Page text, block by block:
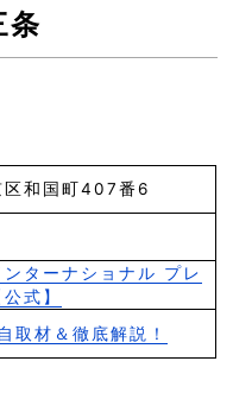
条
区和国町407番6
ターナショナル プレ
式】
取材＆徹底解説！